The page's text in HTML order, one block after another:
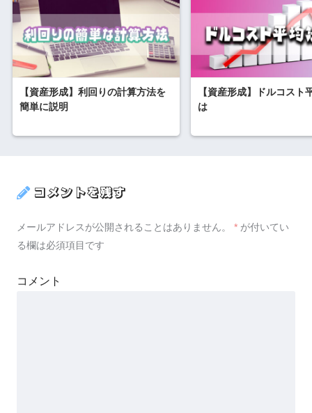
【資産形成】利回りの計算方法を
簡単に説明
【資産形成】ドルコスト
は
コメントを残す
メールアドレスが公開されることはありません。 * が付いてい
る欄は必須項目です
コメント